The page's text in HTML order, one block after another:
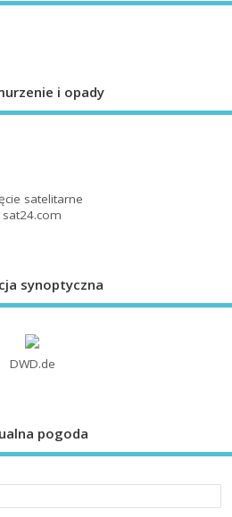
i opady
satelitarne
sat24.com
synoptyczna
DWD.de
pogoda